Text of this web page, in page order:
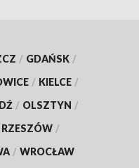
/ GDAŃSK /
/ KIELCE /
/ OLSZTYN /
RZESZÓW /
/ WROCŁAW